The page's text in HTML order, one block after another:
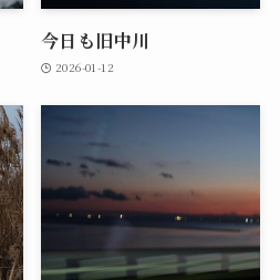
今日も旧中川
2026-01-12